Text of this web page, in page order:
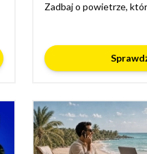
Zadbaj o powietrze,